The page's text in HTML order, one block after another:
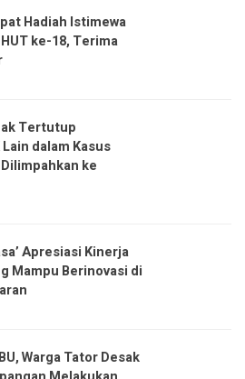
Hadiah Istimewa
ke-18, Terima
Tertutup
dalam Kasus
ke
Apresiasi Kinerja
Mampu Berinovasi di
Warga Tator Desak